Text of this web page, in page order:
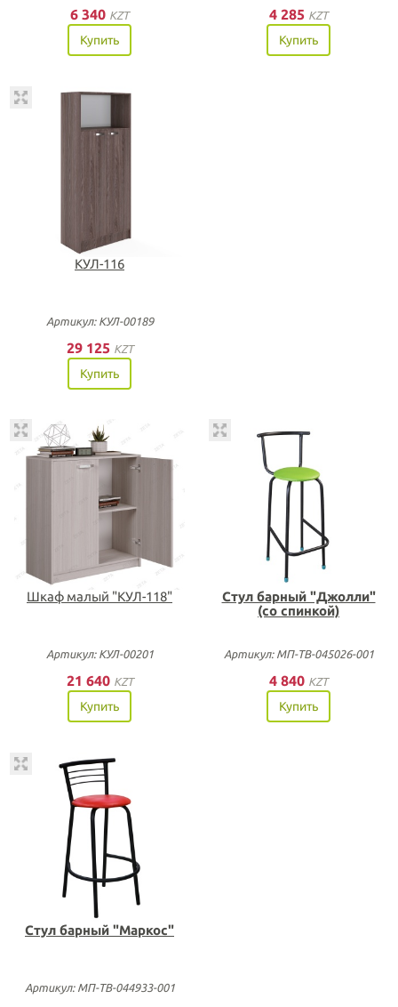
6 340 KZT
Купить
4 285 KZT
Купить
КУЛ-116
Артикул: КУЛ-00189
29 125 KZT
Купить
Шкаф малый "КУЛ-118"
Артикул: КУЛ-00201
21 640 KZT
Купить
Стул барный "Джолли"
(со спинкой)
Артикул: МП-ТВ-045026-001
4 840 KZT
Купить
Стул барный "Маркос"
Артикул: МП-ТВ-044933-001